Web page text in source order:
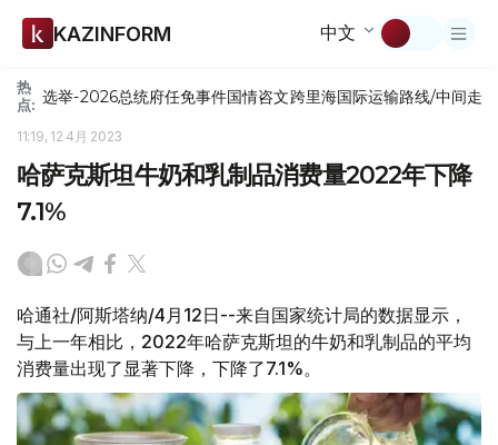
KAZINFORM 中文
热
点: 选举-2026总统府任免事件国情咨文跨里海国际运输路线/中间走廊
11:19, 12 4月 2023
哈萨克斯坦牛奶和乳制品消费量2022年下降
7.1%
哈通社/阿斯塔纳/4月12日--来自国家统计局的数据显示，
与上一年相比，2022年哈萨克斯坦的牛奶和乳制品的平均
消费量出现了显著下降，下降了7.1%。